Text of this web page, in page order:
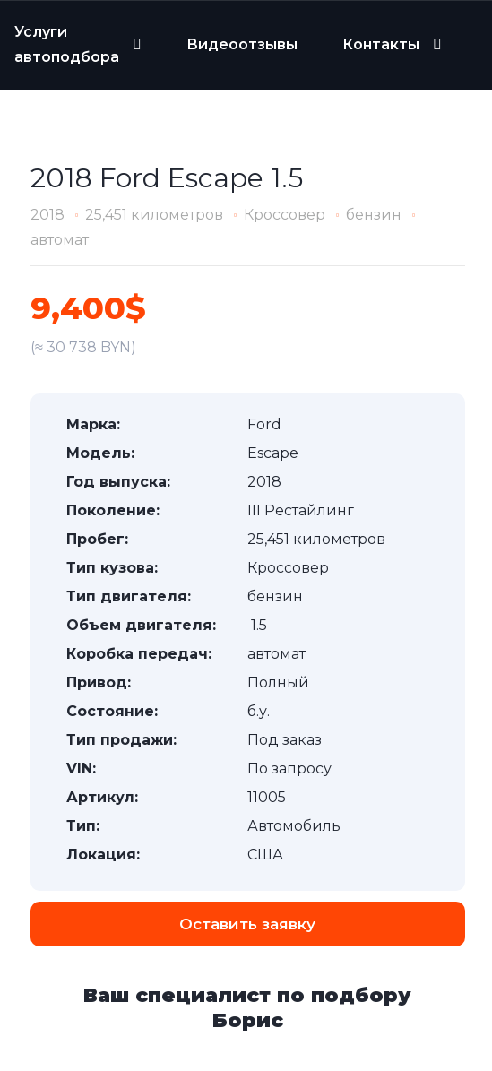
Услуги
автоподбора
Видеоотзывы Контакты
2018 Ford Escape 1.5
2018 25,451 километров Кроссовер
бензин
автомат
9,400$
(≈ 30 738 BYN)
Марка:
Ford
Модель:
Escape
Год выпуска:
2018
Поколение:
III Рестайлинг
Пробег:
25,451 километров
Тип кузова:
Кроссовер
Тип двигателя:
бензин
Объем двигателя:
1.5
Коробка передач:
автомат
Привод:
Полный
Состояние:
б.у.
Тип продажи:
Под заказ
VIN:
По запросу
Артикул:
11005
Тип:
Автомобиль
Локация:
США
Оставить заявку
Ваш специалист по подбору
Борис